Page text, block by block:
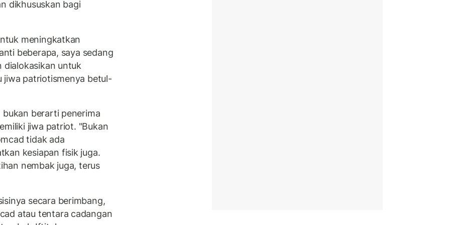
dikhususkan bagi
meningkatkan
beberapa, saya sedang
untuk
jiwa patriotismenya betul-
berarti penerima
jiwa patriot. "Bukan
tidak ada
kesiapan fisik juga.
nembak juga, terus
secara berimbang,
atau tentara cadangan